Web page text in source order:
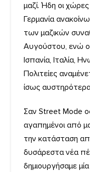
μαζί. Ήδη οι χώρες
Γερμανία
των μαζικών
Αυγούστου, ενώ
Ισπανία, Ιταλία,
Πολιτείες
ίσως
Σαν Street Mode
αγαπημένοι από
την κατάσταση
δυσάρεστα νέα
δημιουργήσαμε